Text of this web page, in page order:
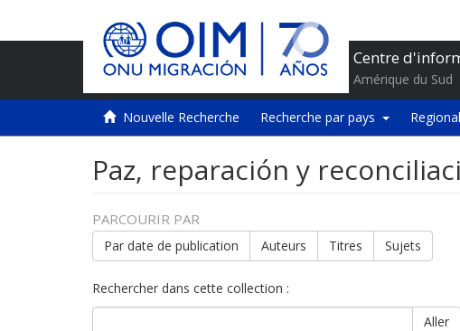
Centre
Amérique du Sud
Nouvelle Recherche Recherche par pays Regional
Paz, reparación y
PARCOURIR PAR
Par date de publication Auteurs Titres Sujets
Rechercher dans cette collection :
Aller